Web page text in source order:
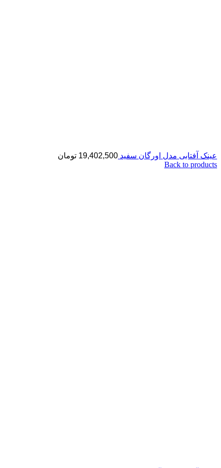
عینک آفتابی مدل اورگان سفید 19,402,500 تومان
Back to products